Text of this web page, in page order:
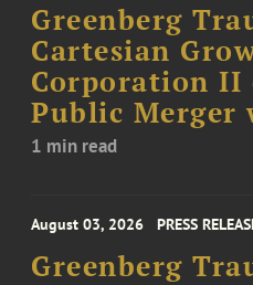
Greenberg
Cartesian
Corporation II
Public Merger
1 min read
August 03, 2026 PRESS
Greenberg